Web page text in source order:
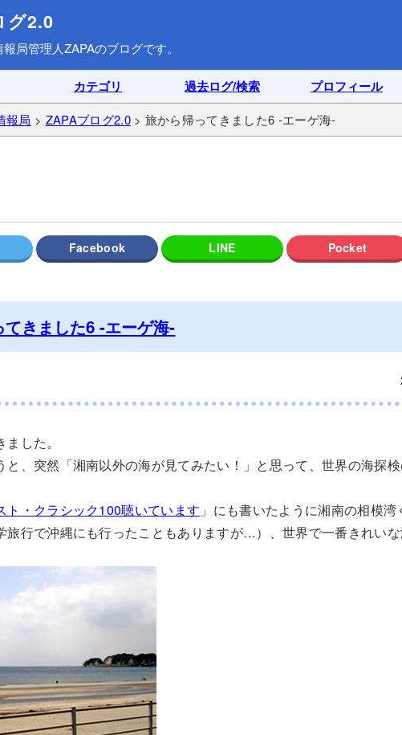
グ2.0
報局管理人ZAPAのブログです。
カテゴリ 過去ログ/検索 プロフィール
報局 > ZAPAブログ2.0> 旅から帰ってきました6 -エーゲ海-
てきました6 -エーゲ海-
した。
と、突然「湘南以外の海が見てみたい！」と思って、世界の海探
ト・クラシック100聴いています 」にも書いたように湘南の相模
旅行で沖縄にも行ったこともありますが…）、世界で一番きれい